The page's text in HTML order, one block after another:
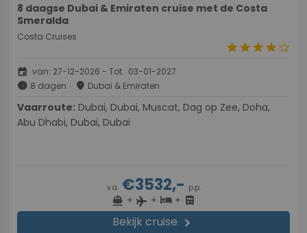
8 daagse Dubai & Emiraten cruise met de Costa
Smeralda
Costa Cruises
starstarstarstarstar_border
event van: 27-12-2026 - Tot: 03-01-2027
schedule 8 dagen place Dubai & Emiraten
Vaarroute:
Abu Dhabi, Dubai, Dubai
v.a.€3532,- p.p.
directions_boat + flight + hotel+ directions_bus
Bekijk cruise chevron_right